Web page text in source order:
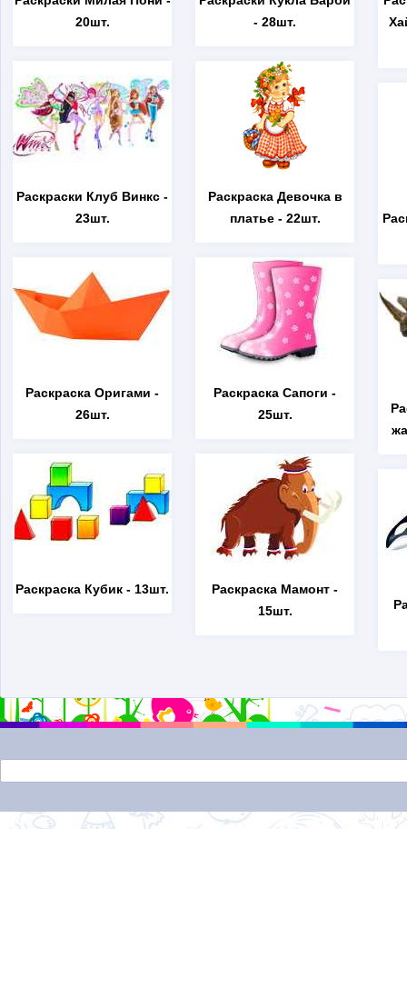
20шт.
Раскраски Клуб Винкс -
23шт.
Раскраска Оригами -
26шт.
Раскраска Кубик - 13шт.
- 28шт.
Раскраска Девочка в
платье- 22шт.
Раскраска Сапоги -
25шт.
Раскраска Мамонт -
15шт.